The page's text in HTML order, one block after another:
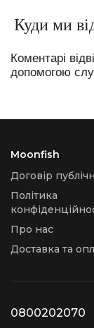
Куди ми
Коментарі
допомогою
Moonfish
Договір
Політика
Про нас
Доставка та
0800202070